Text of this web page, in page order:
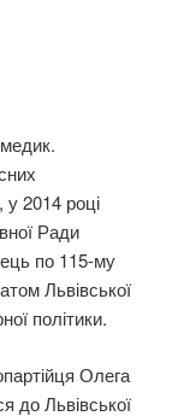
2014 році
Ради
по 115-му
Львівської
політики.
Олега
до Львівської